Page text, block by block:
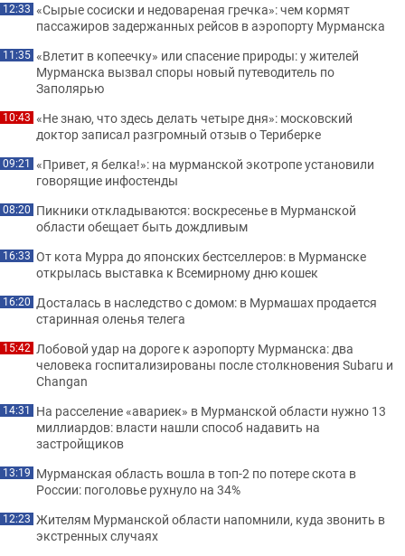
12:33 «Сырые сосиски и недовареная гречка»: чем кормят
пассажиров задержанных рейсов в аэропорту Мурманска
11:35 «Влетит в копеечку» или спасение природы: у жителей
Мурманска вызвал споры новый путеводитель по
Заполярью
10:43 «Не знаю, что здесь делать четыре дня»: московский
доктор записал разгромный отзыв о Териберке
09:21 «Привет, я белка!»: на мурманской экотропе установили
говорящие инфостенды
08:20 Пикники откладываются: воскресенье в Мурманской
области обещает быть дождливым
16:33 От кота Мурра до японских бестселлеров: в Мурманске
открылась выставка к Всемирному дню кошек
16:20 Досталась в наследство с домом: в Мурмашах продается
старинная оленья телега
15:42 Лобовой удар на дороге к аэропорту Мурманска: два
человека госпитализированы после столкновения Subaru и
Changan
14:31 На расселение «авариек» в Мурманской области нужно 13
миллиардов: власти нашли способ надавить на
застройщиков
13:19 Мурманская область вошла в топ-2 по потере скота в
России: поголовье рухнуло на 34%
12:23 Жителям Мурманской области напомнили, куда звонить в
экстренных случаях